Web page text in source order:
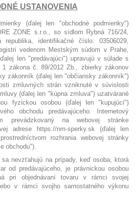
USTANOVENIA
(ďalej len "obchodné podmienky")
ZONE s.r.o., so sídlom Rybná 716/24,
identifikačné číslo: 03506029,
vedenom Mestským súdom v Prahe,
len "predávajúci") upravujú v súlade s
zákona č. 89/2012 Zb., zbierky zákonov
zákonník (ďalej len "občiansky zákonník")
zmluvných strán vzniknuté v súvislosti
(ďalej len "kúpna zmluva") uzatvárané
fyzickou osobou (ďalej len "kupujúci")
obchodu predávajúceho. Internetový
prevádzkovaný na webovej stránke
adrese https://nm-sperky.sk (ďalej len
rozhrania webovej stránky
obchodu").
sa nevzťahujú na prípady, keď osoba, ktorá
od predávajúceho, je právnickou osobou
pri objednávaní tovaru v rámci svojej
v rámci svojho samostatného výkonu